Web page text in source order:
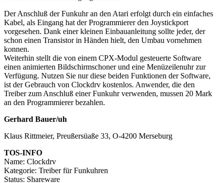
Der Anschluß der Funkuhr an den Atari erfolgt durch ein einfaches
Kabel, als Eingang hat der Programmierer den Joystickport
vorgesehen. Dank einer kleinen Einbauanleitung sollte jeder, der
schon einen Transistor in Händen hielt, den Umbau vornehmen
konnen.
Weiterhin stellt die von einem CPX-Modul gesteuerte Software
einen animierten Bildschirmschoner und eine Menüzeilenuhr zur
Verfügung. Nutzen Sie nur diese beiden Funktionen der Software,
ist der Gebrauch von Clockdrv kostenlos. Anwender, die den
Treiber zum Anschluß einer Funkuhr verwenden, mussen 20 Mark
an den Programmierer bezahlen.
Gerhard Bauer/uh
Klaus Rittmeier, Preußersüaße 33, O-4200 Merseburg
TOS-INFO
Name: Clockdrv
Kategorie: Treiber für Funkuhren
Status: Shareware